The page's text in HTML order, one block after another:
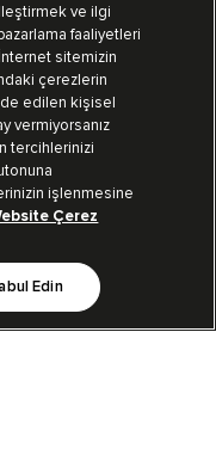
Sipariş Takibi
ve ilgi
faaliyetleri
sitemizin
çerezlerin
edilen kişisel
vermiyorsanız
tercihlerinizi
işlenmesine
Çerez
Edin